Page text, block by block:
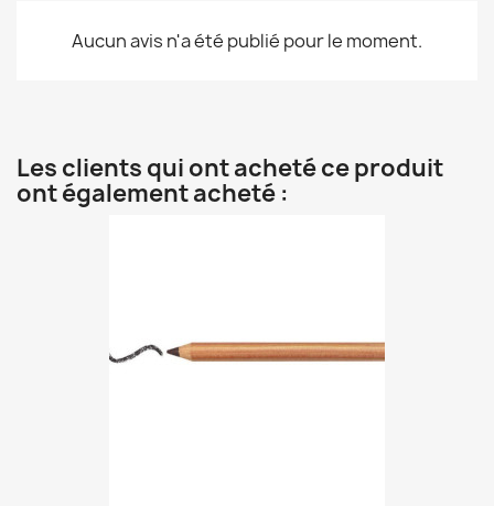
Aucun avis n'a été publié pour le moment.
Les clients qui ont acheté ce produit
ont également acheté :